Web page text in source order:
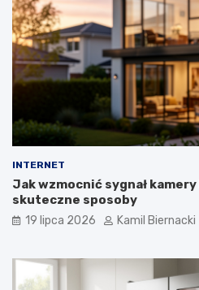
INTERNET
Jak wzmocnić sygnał
skuteczne sposoby
19 lipca 2026 Kamil Biernacki